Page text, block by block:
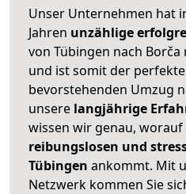
Unser Unternehmen hat
Jahren unzählige
von Tübingen nach
und ist somit der
bevorstehenden Umzug
unsere langjährige
wissen wir genau, worauf
reibungslosen und
Tübingen ankommt. Mit
Netzwerk kommen Sie